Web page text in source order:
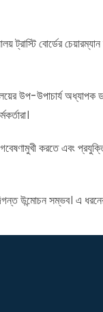
বোর্ডের
উপ-উপাচার্য
করতে এবং
উন্মোচন সম্ভব। এ ধরনের